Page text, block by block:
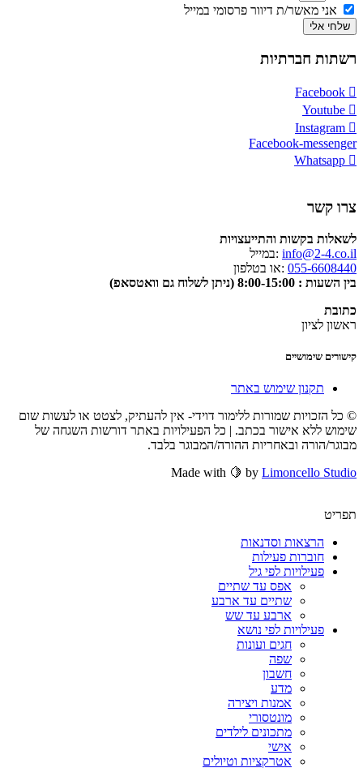
אני מאשר/ת דיוור פרסומי במייל
שלחי אלי
רשתות חברתיות
Facebook
Youtube
Instagram
Facebook-messenger
Whatsapp
צרו קשר
לשאלות בקשות והתייעצויות
info@2-4.co.il :במייל
055-6608440 :או בטלפון
בין השעות : 8:00-15:00 (ניתן לשלוח גם וואטסאפ)
כתובת
ראשון לציון
קישורים שימושיים
תקנון שימוש באתר
© כל הזכויות שמורות ללימור דוידי- אין להעתיק, לצטט או לעשות שום
שימוש ללא אישור בכתב. | כל הפעילויות באתר דורשות השגחה של
מבוגר/הורה ובאחריות ההורה/המבוגר בלבד.
Made with 🍋 by Limoncello Studio
תפריט
הרצאות וסדנאות
חוברות פעילות
פעילויות לפי גיל
אפס עד שתיים
שתיים עד ארבע
ארבע עד שש
פעילויות לפי נושא
חגים ועונות
שפה
חשבון
מדע
אמנות ויצירה
מונטסורי
מתכונים לילדים
אישי
אטרקציות וטיולים